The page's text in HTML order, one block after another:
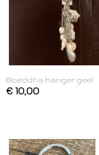
Boeddha hanger geel
€ 10,00